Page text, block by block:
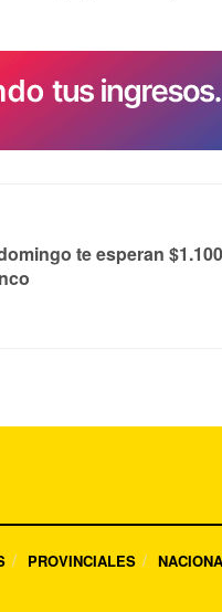
te esperan
PROVINCIALES